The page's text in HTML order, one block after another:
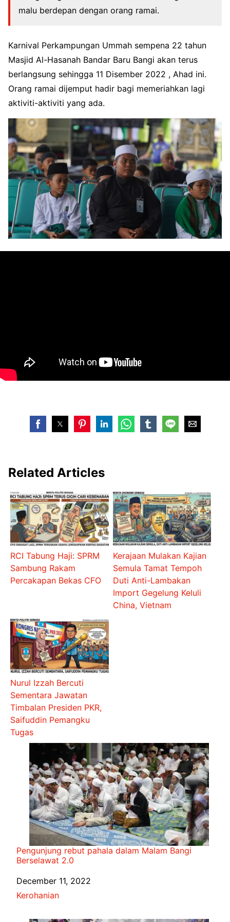
malu berdepan dengan orang ramai.
Karnival Perkampungan Ummah sempena 22 tahun
Masjid Al-Hasanah Bandar Baru Bangi akan terus
berlangsung sehingga 11 Disember 2022 , Ahad ini.
Orang ramai dijemput hadir bagi memeriahkan lagi
aktiviti-aktiviti yang ada.
Related Articles
RCI Tabung Haji: SPRM
Sambung Rakam
Percakapan Bekas CFO
Kerajaan Mulakan Kajian
Semula Tamat Tempoh
Duti Anti-Lambakan
Import Gegelung Keluli
China, Vietnam
Nurul Izzah Bercuti
Sementara Jawatan
Timbalan Presiden PKR,
Saifuddin Pemangku
Tugas
Pengunjung rebut pahala dalam Malam Bangi
Berselawat 2.0
Date
December 11, 2022
In relation to
Kerohanian